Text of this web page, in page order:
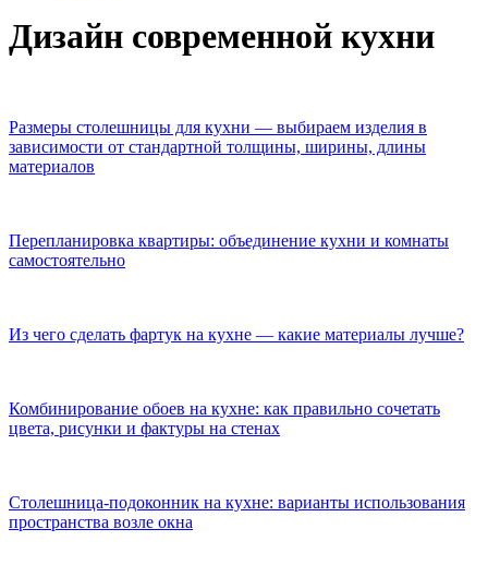
Дизайн современной кухни
Размеры столешницы для кухни — выбираем изделия в
зависимости от стандартной толщины, ширины, длины
материалов
Перепланировка квартиры: объединение кухни и комнаты
самостоятельно
Из чего сделать фартук на кухне — какие материалы лучше?
Комбинирование обоев на кухне: как правильно сочетать
цвета, рисунки и фактуры на стенах
Столешница-подоконник на кухне: варианты использования
пространства возле окна